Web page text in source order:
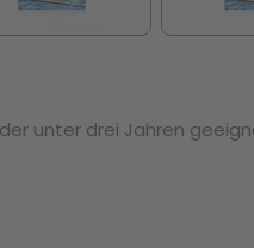
unter drei Jahren